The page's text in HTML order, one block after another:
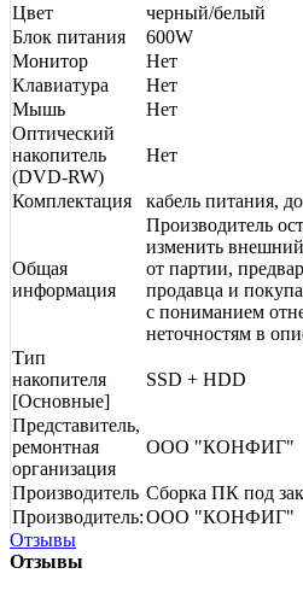
Цвет
черный/белый
Блок питания
600W
Монитор
Нет
Клавиатура
Нет
Мышь
Нет
Оптический
накопитель
(DVD-RW)
Нет
Комплектация кабель питания,
Общая
информация
Производитель
изменить
от партии,
продавца и
с пониманием
неточностям в
Тип
накопителя
[Основные]
SSD + HDD
Представитель,
ремонтная
организация
ООО "КОНФИГ"
Производитель Сборка ПК под
Производитель:ООО "КОНФИГ"
Отзывы
Отзывы